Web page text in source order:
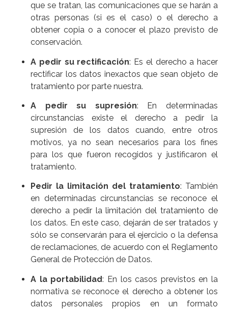
que se tratan, las comunicaciones que se harán a
otras personas (si es el caso) o el derecho a
obtener copia o a conocer el plazo previsto de
conservación.
A pedir su rectificación: Es el derecho a hacer
rectificar los datos inexactos que sean objeto de
tratamiento por parte nuestra.
A pedir su supresión: En determinadas
circunstancias existe el derecho a pedir la
supresión de los datos cuando, entre otros
motivos, ya no sean necesarios para los fines
para los que fueron recogidos y justificaron el
tratamiento.
Pedir la limitación del tratamiento: También
en determinadas circunstancias se reconoce el
derecho a pedir la limitación del tratamiento de
los datos. En este caso, dejarán de ser tratados y
sólo se conservarán para el ejercicio o la defensa
de reclamaciones, de acuerdo con el Reglamento
General de Protección de Datos.
A la portabilidad: En los casos previstos en la
normativa se reconoce el derecho a obtener los
datos personales propios en un formato